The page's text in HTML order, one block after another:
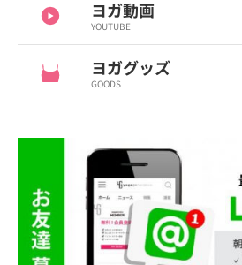
ヨガ動画
YOUTUBE
ヨガグッズ
GOODS